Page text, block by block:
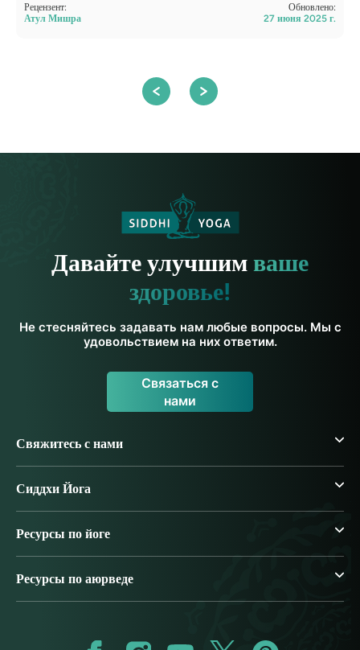
Рецензент:
Атул Мишра
Обновлено:
27 июня 2025 г.
Давайте улучшимваше
здоровье!
Не стесняйтесь задавать нам любые вопросы. Мы с
удовольствием на них ответим.
Связаться с
нами
Свяжитесь с нами
Сиддхи Йога
Ресурсы по йоге
Ресурсы по аюрведе